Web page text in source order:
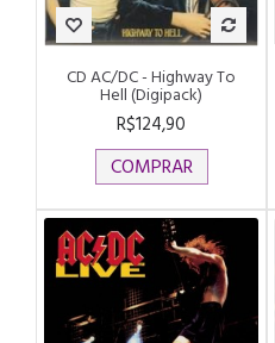
CD AC/DC - Highway To
Hell (Digipack)
R$124,90
COMPRAR